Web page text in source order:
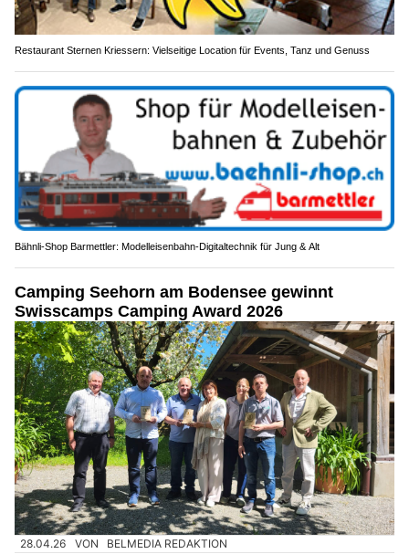
Restaurant Sternen Kriessern: Vielseitige Location für Events, Tanz und Genuss
Bähnli-Shop Barmettler: Modelleisenbahn-Digitaltechnik für Jung & Alt
Camping Seehorn am Bodensee gewinnt
Swisscamps Camping Award 2026
28.04.26 VON BELMEDIA REDAKTION